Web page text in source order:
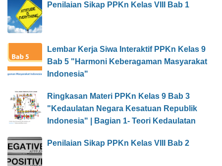
Penilaian Sikap PPKn Kelas VIII Bab 1
Lembar Kerja Siwa Interaktif PPKn Kelas 9
Bab 5 "Harmoni Keberagaman Masyarakat
Indonesia"
Ringkasan Materi PPKn Kelas 9 Bab 3
"Kedaulatan Negara Kesatuan Republik
Indonesia" | Bagian 1- Teori Kedaulatan
Penilaian Sikap PPKn Kelas VIII Bab 2